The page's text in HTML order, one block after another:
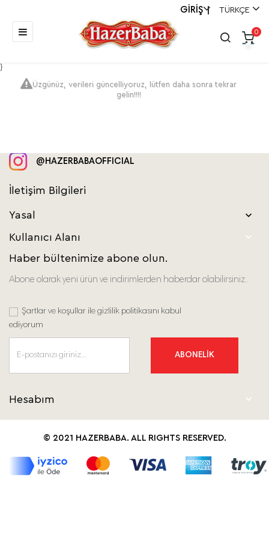
Toggle
navigation
☰
GİRİŞ
0
| TÜRKÇE
}
Üzgünüz, verileri güncelliyoruz, lütfen daha sonra tekrar
gelin!!!!
İletişim Bilgileri
@HAZERBABAOFFICIAL
Yasal 
Kullanıcı Alanı 
Haber bültenimize abone olun.
Abone olarak yeni ürün ve indirimlerden haberdar olabilirsiniz..
Şartlar ve koşullar ile gizlilik politikasını kabul
ediyorum
ABONELİK
Hesabım 
© 2021 HAZERBABA. ALL RIGHTS RESERVED.